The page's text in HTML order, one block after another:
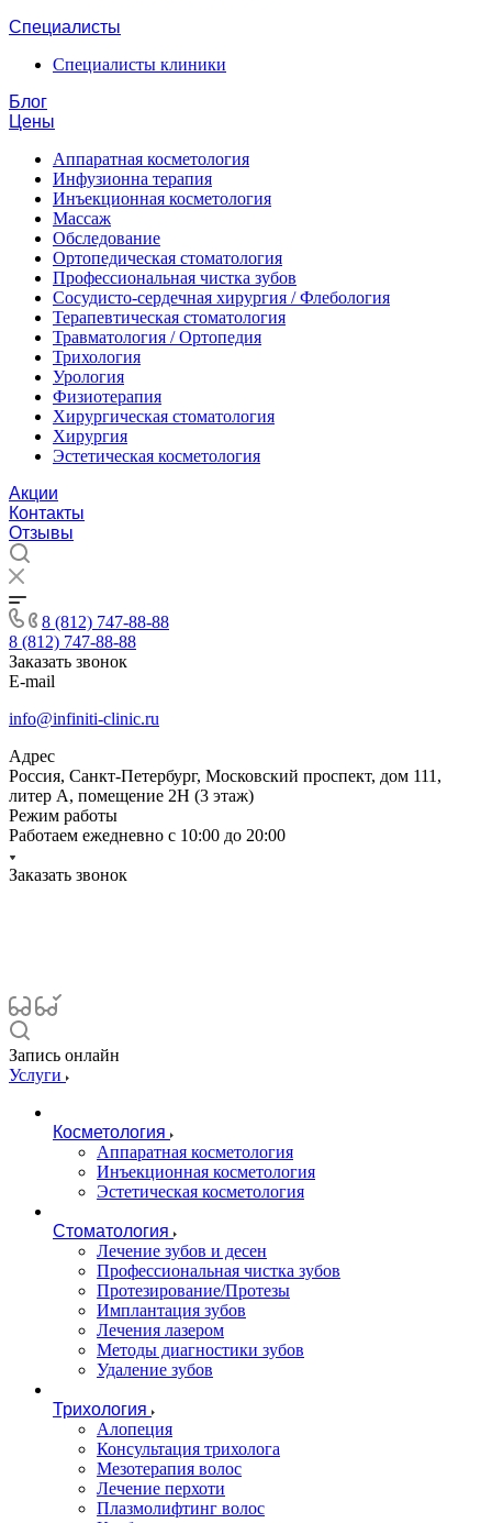
Специалисты
Специалисты клиники
Блог
Цены
Аппаратная косметология
Инфузионна терапия
Инъекционная косметология
Массаж
Обследование
Ортопедическая стоматология
Профессиональная чистка зубов
Сосудисто-сердечная хирургия / Флебология
Терапевтическая стоматология
Травматология / Ортопедия
Трихология
Урология
Физиотерапия
Хирургическая стоматология
Хирургия
Эстетическая косметология
Акции
Контакты
Отзывы
8 (812) 747-88-88
8 (812) 747-88-88
Заказать звонок
E-mail
info@infiniti-clinic.ru
Адрес
Россия, Санкт-Петербург, Московский проспект, дом 111,
литер А, помещение 2Н (3 этаж)
Режим работы
Работаем ежедневно с 10:00 до 20:00
Заказать звонок
Запись онлайн
Услуги
Косметология
Аппаратная косметология
Инъекционная косметология
Эстетическая косметология
Стоматология
Лечение зубов и десен
Профессиональная чистка зубов
Протезирование/Протезы
Имплантация зубов
Лечения лазером
Методы диагностики зубов
Удаление зубов
Трихология
Алопеция
Консультация трихолога
Мезотерапия волос
Лечение перхоти
Плазмолифтинг волос